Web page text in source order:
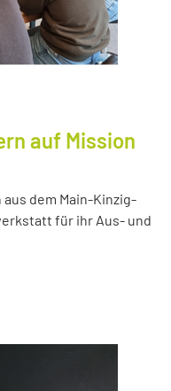
auf Mission
dem Main-Kinzig-
für ihr Aus- und